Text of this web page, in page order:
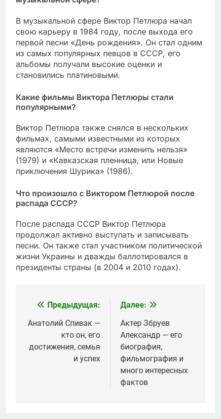
В музыкальной сфере Виктор Петлюра начал
свою карьеру в 1984 году, после выхода его
первой песни «День рождения». Он стал одним
из самых популярных певцов в СССР, его
альбомы получали высокие оценки и
становились платиновыми.
Какие фильмы Виктора Петлюры стали
популярными?
Виктор Петлюра также снялся в нескольких
фильмах, самыми известными из которых
являются «Место встречи изменить нельзя»
(1979) и «Кавказская пленница, или Новые
приключения Шурика» (1986).
Что произошло с Виктором Петлюрой после
распада СССР?
После распада СССР Виктор Петлюра
продолжал активно выступать и записывать
песни. Он также стал участником политической
жизни Украины и дважды баллотировался в
президенты страны (в 2004 и 2010 годах).
Навигация
по
записям
Предыдущая:
Анатолий Спивак —
кто он, его
достижения, семья
и успех
Далее:
Актер Збруев
Александр — его
биография,
фильмография и
много интересных
фактов